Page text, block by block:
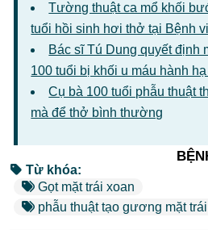
Tường thuật ca mổ khối
tuổi hồi sinh hơi thở tại Bệnh
Bác sĩ Tú Dung quyết định
100 tuổi bị khối u máu hành
Cụ bà 100 tuổi phẫu thuật
mà để thở bình thường
Từ khóa:
Gọt mặt trái xoan
phẫu thuật tạo gương mặt